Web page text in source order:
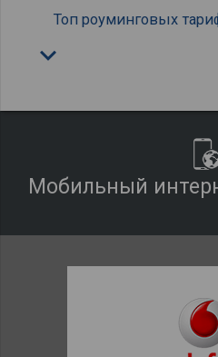
Топ роуминговых
keyboard_arrow_down
Мобильный